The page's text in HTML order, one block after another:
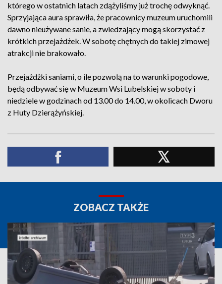
którego w ostatnich latach zdążyliśmy już trochę odwyknąć.
Sprzyjająca aura sprawiła, że pracownicy muzeum uruchomili
dawno nieużywane sanie, a zwiedzający mogą skorzystać z
krótkich przejażdżek. W sobotę chętnych do takiej zimowej
atrakcji nie brakowało.
Przejażdżki saniami, o ile pozwolą na to warunki pogodowe,
będą odbywać się w Muzeum Wsi Lubelskiej w soboty i
niedziele w godzinach od 13.00 do 14.00, w okolicach Dworu
z Huty Dzierążyńskiej.
ZOBACZ TAKŻE